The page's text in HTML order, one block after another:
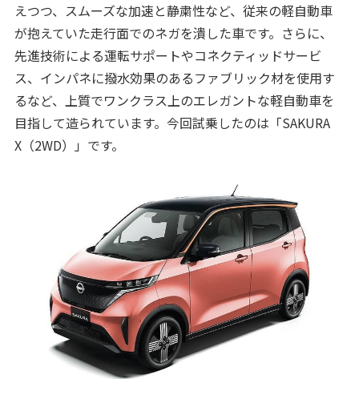
えつつ、スムーズな加速と静粛性など、従来の軽自動車
が抱えていた走行面でのネガを潰した車です。さらに、
先進技術による運転サポートやコネクティッドサービ
ス、インパネに撥水効果のあるファブリック材を使用す
るなど、上質でワンクラス上のエレガントな軽自動車を
目指して造られています。今回試乗したのは「SAKURA
X（2WD）」です。